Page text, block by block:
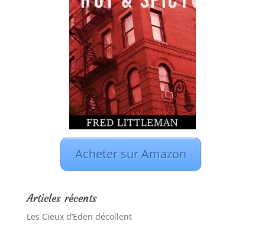
Acheter sur Amazon
Articles récents
Les Cieux d’Eden décollent